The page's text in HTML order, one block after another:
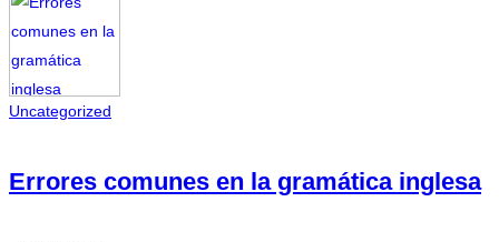
Uncategorized
Errores comunes en la gramática inglesa